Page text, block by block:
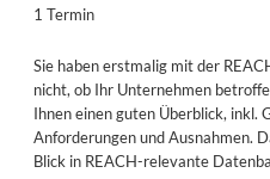
1 Termin
Sie haben erstmalig mit der
nicht, ob Ihr Unternehmen
Ihnen einen guten Überblick, inkl.
Anforderungen und Ausnahmen.
Blick in REACH-relevante